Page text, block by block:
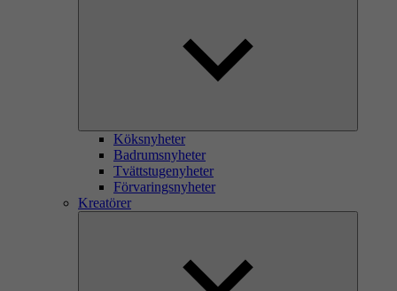
Köksnyheter
Badrumsnyheter
Tvättstugenyheter
Förvaringsnyheter
Kreatörer